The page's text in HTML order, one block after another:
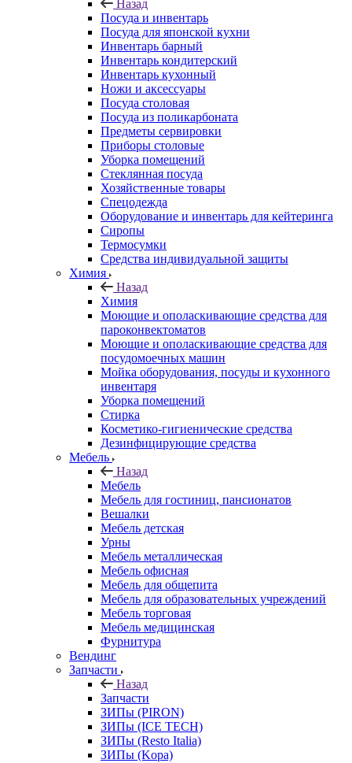
Назад
Посуда и инвентарь
Посуда для японской кухни
Инвентарь барный
Инвентарь кондитерский
Инвентарь кухонный
Ножи и аксессуары
Посуда столовая
Посуда из поликарбоната
Предметы сервировки
Приборы столовые
Уборка помещений
Стеклянная посуда
Хозяйственные товары
Спецодежда
Оборудование и инвентарь для кейтеринга
Сиропы
Термосумки
Средства индивидуальной защиты
Химия
Назад
Химия
Моющие и ополаскивающие средства для
пароконвектоматов
Моющие и ополаскивающие средства для
посудомоечных машин
Мойка оборудования, посуды и кухонного
инвентаря
Уборка помещений
Стирка
Косметико-гигиенические средства
Дезинфицирующие средства
Мебель
Назад
Мебель
Мебель для гостиниц, пансионатов
Вешалки
Мебель детская
Урны
Мебель металлическая
Мебель офисная
Мебель для общепита
Мебель для образовательных учреждений
Мебель торговая
Мебель медицинская
Фурнитура
Вендинг
Запчасти
Назад
Запчасти
ЗИПы (PIRON)
ЗИПы (ICE TECH)
ЗИПы (Resto Italia)
ЗИПы (Kopa)